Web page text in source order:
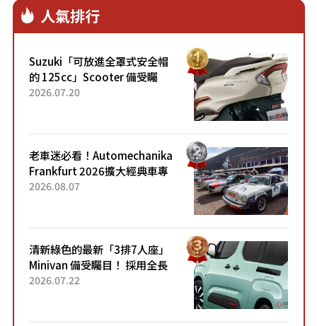
人氣排行
Suzuki「可放進全罩式安全帽
的 125cc」Scooter 備受矚
目！採用全新流線設計與各項
2026.07.20
老車迷必看！Automechanika
Frankfurt 2026擴大經典車專
區 1954年珍稀古董車現場修復
2026.08.07
清新綠色的最新「3排7人座」
Minivan 備受矚目！ 採用全長
4.7公尺剛剛好的車身尺寸與
2026.07.22